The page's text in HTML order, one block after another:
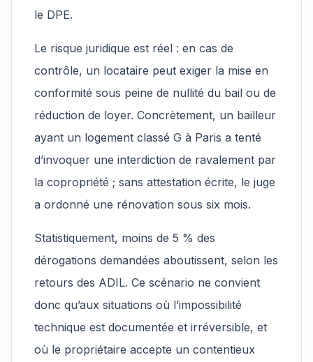
le DPE.
Le risque juridique est réel : en cas de
contrôle, un locataire peut exiger la mise en
conformité sous peine de nullité du bail ou de
réduction de loyer. Concrètement, un bailleur
ayant un logement classé G à Paris a tenté
d’invoquer une interdiction de ravalement par
la copropriété ; sans attestation écrite, le juge
a ordonné une rénovation sous six mois.
Statistiquement, moins de 5 % des
dérogations demandées aboutissent, selon les
retours des ADIL. Ce scénario ne convient
donc qu’aux situations où l’impossibilité
technique est documentée et irréversible, et
où le propriétaire accepte un contentieux